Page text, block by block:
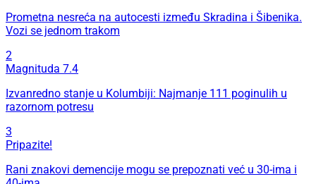
Prometna nesreća na autocesti između Skradina i Šibenika.
Vozi se jednom trakom
2
Magnituda 7.4
Izvanredno stanje u Kolumbiji: Najmanje 111 poginulih u
razornom potresu
3
Pripazite!
Rani znakovi demencije mogu se prepoznati već u 30-ima i